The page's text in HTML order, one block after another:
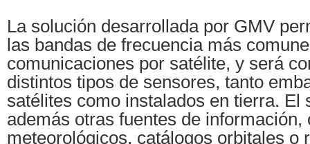
La solución desarrollada por GMV
las bandas de frecuencia más
comunicaciones por satélite, y será
distintos tipos de sensores, tanto
satélites como instalados en tierra. El
además otras fuentes de información,
meteorológicos, catálogos orbitales o